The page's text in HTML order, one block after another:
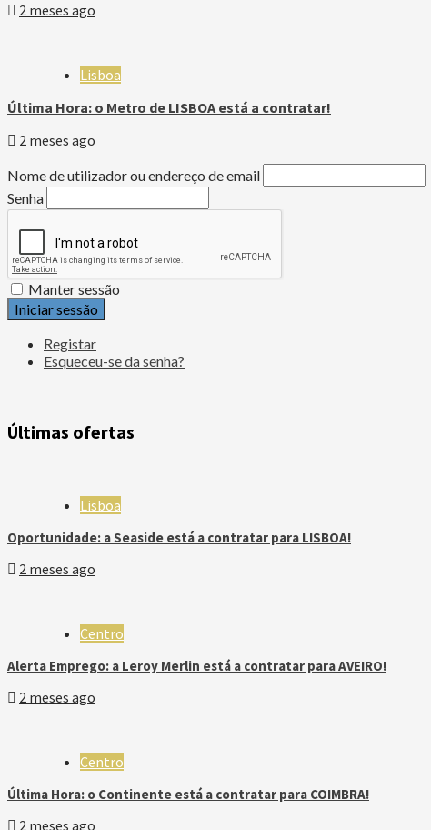
2 meses ago
Lisboa
Última Hora: o Metro de LISBOA está a contratar!
2 meses ago
Nome de utilizador ou endereço de email
Senha
Manter sessão
Iniciar sessão
Registar
Esqueceu-se da senha?
Últimas ofertas
Lisboa
Oportunidade: a Seaside está a contratar para LISBOA!
2 meses ago
Centro
Alerta Emprego: a Leroy Merlin está a contratar para AVEIRO!
2 meses ago
Centro
Última Hora: o Continente está a contratar para COIMBRA!
2 meses ago